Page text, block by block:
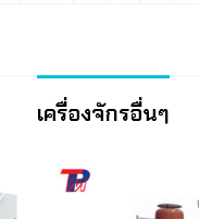
เครื่องจักรอื่นๆ